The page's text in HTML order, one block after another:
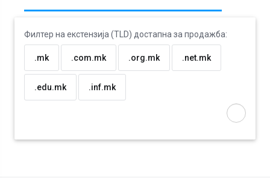
Филтер на екстензија (TLD) достапна за продажба:
.mk .com.mk .org.mk .net.mk
.edu.mk .inf.mk